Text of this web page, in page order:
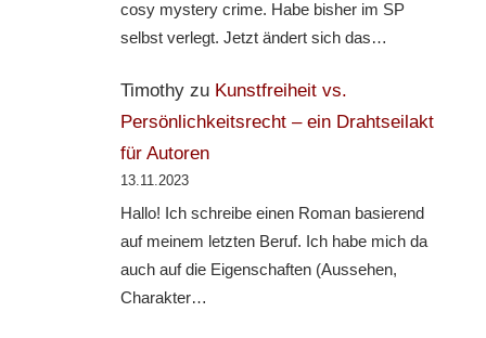
cosy mystery crime. Habe bisher im SP
selbst verlegt. Jetzt ändert sich das…
Timothyzu Kunstfreiheit vs.
Persönlichkeitsrecht – ein Drahtseilakt
für Autoren
13.11.2023
Hallo! Ich schreibe einen Roman basierend
auf meinem letzten Beruf. Ich habe mich da
auch auf die Eigenschaften (Aussehen,
Charakter…